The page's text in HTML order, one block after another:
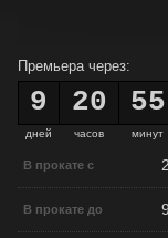
Премьера через:
9
дней
20
часов
55
минут
В прокате с
В прокате до